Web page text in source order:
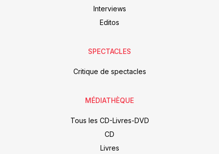
Interviews
Editos
SPECTACLES
Critique de spectacles
MÉDIATHÈQUE
Tous les CD-Livres-DVD
CD
Livres